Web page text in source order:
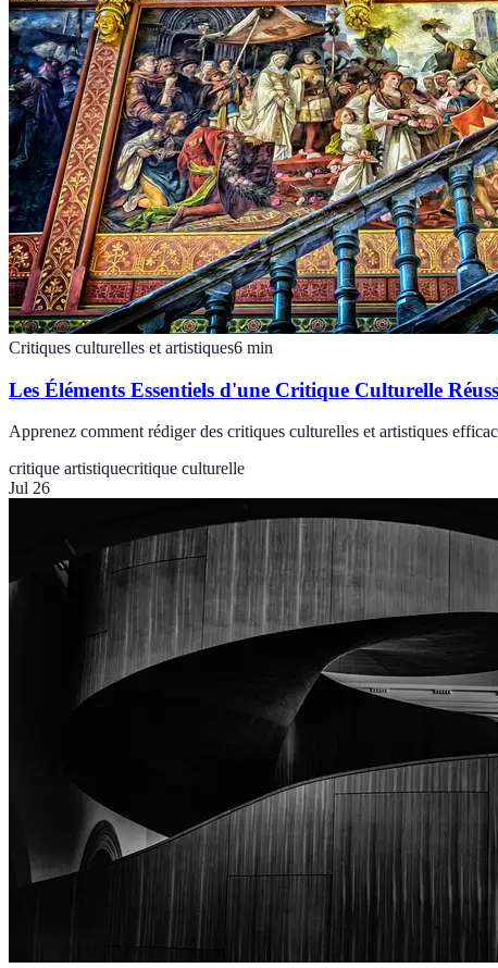
Critiques culturelles et artistiques6 min
Les Éléments Essentiels d'une Critique Culturelle
Apprenez comment rédiger des critiques culturelles et artistiques
critique artistiquecritique culturelle
Jul 26